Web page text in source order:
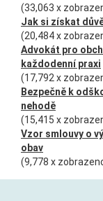
(33,063 x
Jak si získat
(20,484 x
Advokát pro
každodenní praxi
(17,792 x
Bezpečně k
nehodě
(15,415 x
Vzor smlouvy o
obav
(9,778 x